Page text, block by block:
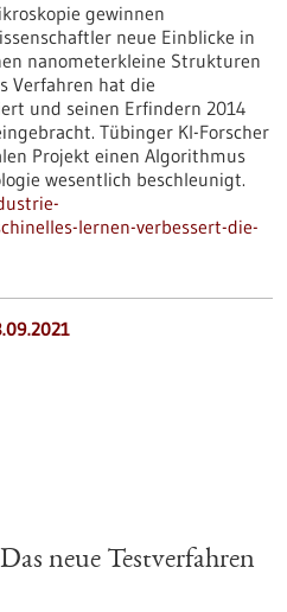
gewinnen
neue Einblicke in
nanometerkleine Strukturen
Verfahren hat die
und seinen Erfindern 2014
Tübinger KI-Forscher
Projekt einen Algorithmus
wesentlich beschleunigt.
lernen-verbessert-die-
neue Testverfahren